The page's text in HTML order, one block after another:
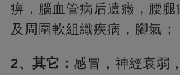
痹，腦血管病后遺癥，腰腿
及周圍軟組織疾病，腳氣；
2、其它： 感冒，神經衰弱